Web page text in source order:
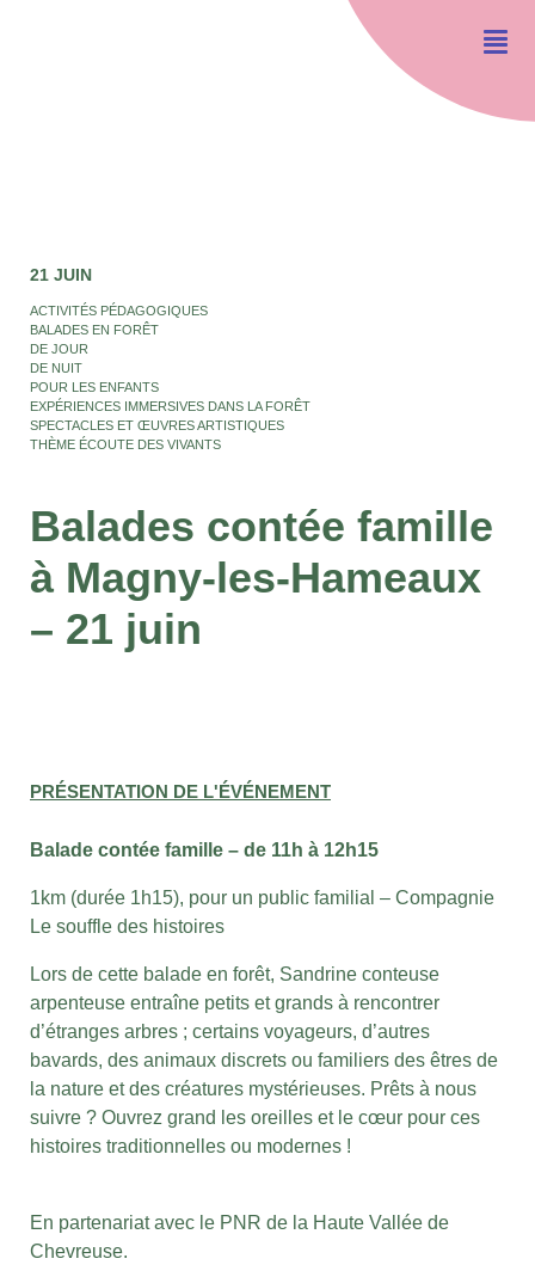
21 JUIN
ACTIVITÉS PÉDAGOGIQUES
BALADES EN FORÊT
DE JOUR
DE NUIT
POUR LES ENFANTS
EXPÉRIENCES IMMERSIVES DANS LA FORÊT
SPECTACLES ET ŒUVRES ARTISTIQUES
THÈME ÉCOUTE DES VIVANTS
Balades contée famille
à Magny-les-Hameaux
– 21 juin
PRÉSENTATION DE L'ÉVÉNEMENT
Balade contée famille – de 11h à 12h15
1km (durée 1h15), pour un public familial – Compagnie
Le souffle des histoires
Lors de cette balade en forêt, Sandrine conteuse
arpenteuse entraîne petits et grands à rencontrer
d’étranges arbres ; certains voyageurs, d’autres
bavards, des animaux discrets ou familiers des êtres de
la nature et des créatures mystérieuses. Prêts à nous
suivre ? Ouvrez grand les oreilles et le cœur pour ces
histoires traditionnelles ou modernes !
En partenariat avec le PNR de la Haute Vallée de
Chevreuse.